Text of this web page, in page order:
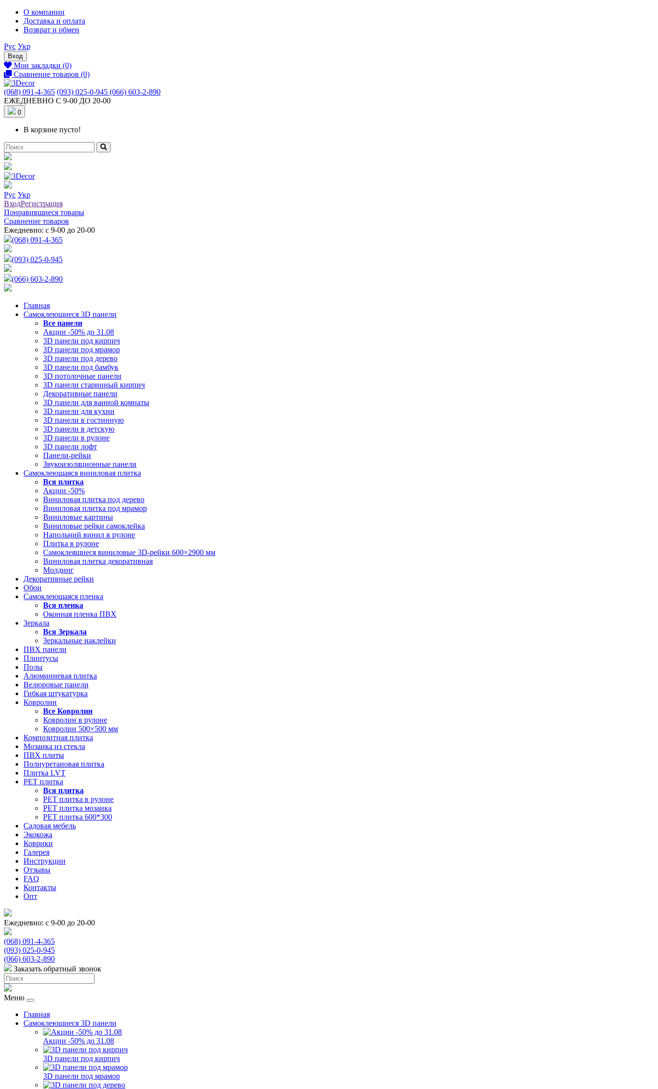
О компании
Доставка и оплата
Возврат и обмен
Рус Укр
Вход
Мои закладки (0)
Сравнение товаров (0)
(068) 091-4-365 (093) 025-0-945 (066) 603-2-890
ЕЖЕДНЕВНО С 9-00 ДО 20-00
0
В корзине пусто!
Рус Укр
ВходРегистрация
Понравившиеся товары
Сравнение товаров
Ежедневно: с 9-00 до 20-00
(068) 091-4-365
(093) 025-0-945
(066) 603-2-890
Главная
Самоклеющиеся 3D панели
Все панели
Акции -50% до 31.08
3D панели под кирпич
3D панели под мрамор
3D панели под дерево
3D панели под бамбук
3D потолочные панели
3D панели старинный кирпич
Декоративные панели
3D панели для ванной комнаты
3D панели для кухни
3D панели в гостинную
3D панели в детскую
3D панели в рулоне
3D панели лофт
Панели-рейки
Звукоизоляционные панели
Самоклеющаяся виниловая плитка
Вся плитка
Акции -50%
Виниловая плитка под дерево
Виниловая плитка под мрамор
Виниловые картины
Виниловые рейки самоклейка
Напольний винил в рулоне
Плитка в рулоне
Самоклеящиеся виниловые 3D‑рейки 600×2900 мм
Виниловая плитка декоративная
Молдинг
Декоративные рейки
Обои
Самоклеющаяся пленка
Вся пленка
Оконная пленка ПВХ
Зеркала
Вся Зеркала
Зеркальные наклейки
ПВХ панели
Плинтусы
Полы
Алюминиевая плитка
Велюровые панели
Гибкая штукатурка
Ковролин
Все Ковролин
Ковролин в рулоне
Ковролин 500×500 мм
Композитная плитка
Мозаика из стекла
ПВХ плиты
Полиуретановая плитка
Плитка LVT
РЕТ плитка
Вся плитка
РЕТ плитка в рулоне
РЕТ плитка мозаика
РЕТ плитка 600*300
Садовая мебель
Экокожа
Коврики
Галерея
Инструкции
Отзывы
FAQ
Контакты
Опт
Ежедневно: с 9-00 до 20-00
(068) 091-4-365
(093) 025-0-945
(066) 603-2-890
Заказать обратный звонок
Меню
Главная
Самоклеющиеся 3D панели
Акции -50% до 31.08
3D панели под кирпич
3D панели под мрамор